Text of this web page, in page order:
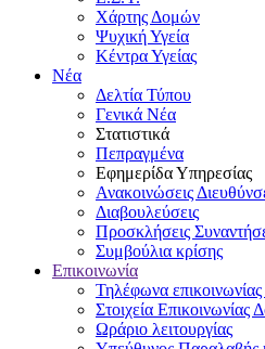
Χάρτης Δομών
Ψυχική Υγεία
Κέντρα Υγείας
Νέα
Δελτία Τύπου
Γενικά Νέα
Στατιστικά
Πεπραγμένα
Εφημερίδα Υπηρεσίας
Ανακοινώσεις
Διαβουλεύσεις
Προσκλήσεις
Συμβούλια κρίσης
Επικοινωνία
Τηλέφωνα
Στοιχεία
Ωράριο λειτουργίας